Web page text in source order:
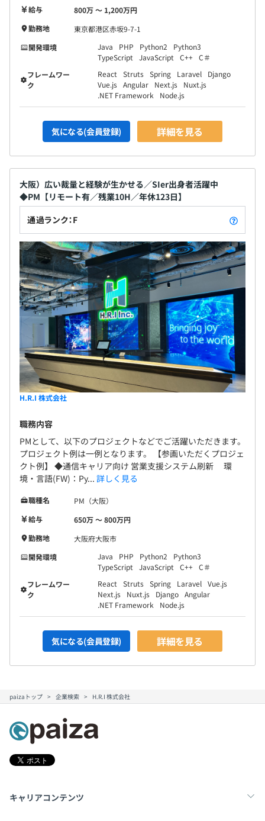
給与
800万 〜 1,200万円
勤務地
東京都港区赤坂9-7-1
開発環境
Java PHP Python2
Python3
TypeScript
JavaScript C++ C＃
フレームワー
ク
React Struts Spring Laravel
Django
Vue.js Angular Next.js
Nuxt.js
.NET Framework
Node.js
気になる(会員登録) 詳細を見る
大阪）広い裁量と経験が生かせる／SIer出身者活躍中
◆PM【リモート有／残業10H／年休123日】
通過ランク：F
H.R.I 株式会社
職務内容
PMとして、以下のプロジェクトなどでご活躍いただきます。
プロジェクト例は一例となります。 【参画いただくプロジェ
クト例】 ◆通信キャリア向け 営業支援システム刷新 環
境・言語(FW)：Py... 詳しく見る
職種名
PM（大阪）
給与
650万 〜 800万円
勤務地
大阪府大阪市
開発環境
Java PHP Python2
Python3
TypeScript
JavaScript C++ C＃
フレームワー
ク
React Struts Spring Laravel Vue.js
Next.js
Nuxt.js Django Angular
.NET Framework
Node.js
気になる(会員登録) 詳細を見る
paizaトップ 企業検索 H.R.I 株式会社
キャリアコンテンツ